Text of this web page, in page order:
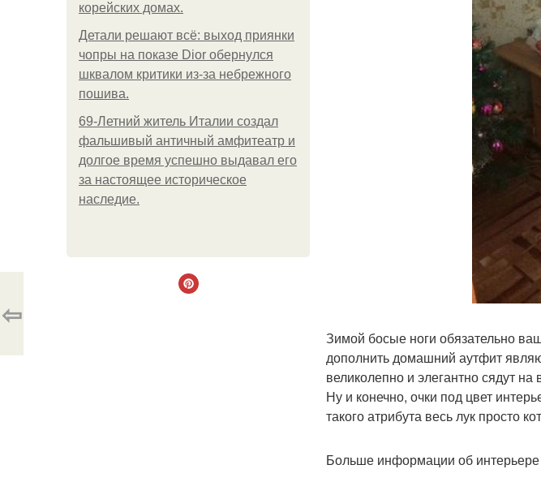
корейских домах.
Детали решают всё: выход приянки
чопры на показе Dior обернулся
шквалом критики из-за небрежного
пошива.
69-Летний житель Италии создал
фальшивый античный амфитеатр и
долгое время успешно выдавал его
за настоящее историческое
наследие.
Зимой босые ноги обязательно
дополнить домашний аутфит
великолепно и элегантно сядут
Ну и конечно, очки под цвет
такого атрибута весь лук просто
Больше информации об
⇦